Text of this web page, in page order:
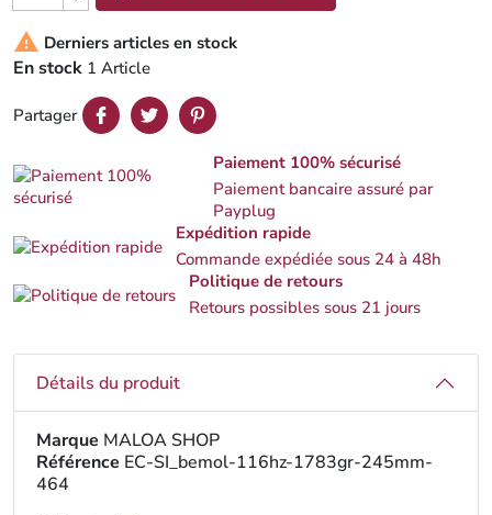
 Derniers articles en stock
En stock 1 Article
Partager
Paiement 100% sécurisé
Paiement bancaire assuré par
Payplug
Expédition rapide
Commande expédiée sous 24 à 48h
Politique de retours
Retours possibles sous 21 jours
Détails du produit
Marque MALOA SHOP
Référence EC-SI_bemol-116hz-1783gr-245mm-
464